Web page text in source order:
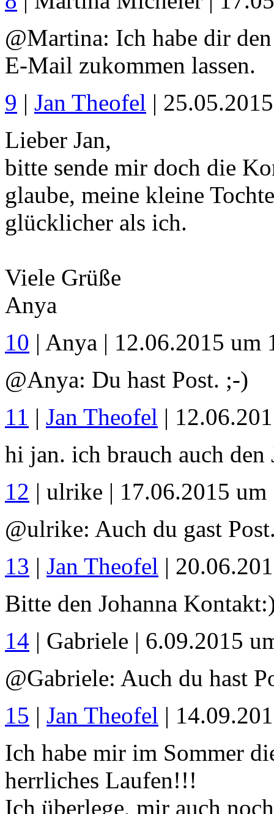
@Martina: Ich habe dir
E-Mail zukommen lassen.
9 | Jan Theofel |
Lieber Jan,
bitte sende mir doch die
glaube, meine kleine
glücklicher als ich.
Viele Grüße
Anya
10 | Anya | 12.06.2015 um
@Anya: Du hast Post. ;-)
11 | Jan Theofel |
hi jan. ich brauch auch
12 | ulrike | 17.06.2015 um
@ulrike: Auch du gast
13 | Jan Theofel |
Bitte den Johanna
14 | Gabriele | 6.09.2015
@Gabriele: Auch du hast
15 | Jan Theofel |
Ich habe mir im Sommer
herrliches Laufen!!!
Ich überlege, mir auch